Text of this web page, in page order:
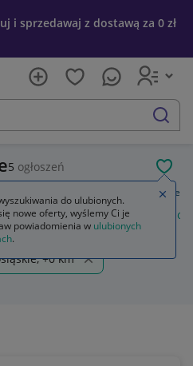
i sprzedawaj z dostawą za 0 zł
szukaj
5 ogłoszeń
Moduły zapłonowe
przejściówka modułu
+0 km
do ulubionych.
nowe oferty, wyślemy Ci je
powiadomienia w ulubionych
.